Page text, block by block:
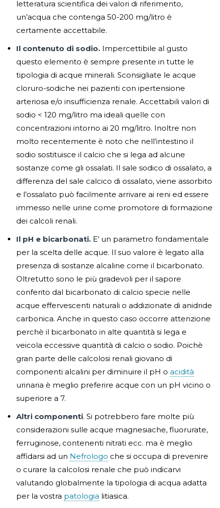
letteratura scientifica dei valori di riferimento,
un’acqua che contenga 50-200 mg/litro è
certamente accettabile.
Il contenuto di sodio. Impercettibile al gusto
questo elemento è sempre presente in tutte le
tipologia di acque minerali. Sconsigliate le acque
cloruro-sodiche nei pazienti con ipertensione
arteriosa e/o insufficienza renale. Accettabili valori di
sodio < 120 mg/litro ma ideali quelle con
concentrazioni intorno ai 20 mg/litro. Inoltre non
molto recentemente è noto che nell’intestino il
sodio sostituisce il calcio che si lega ad alcune
sostanze come gli ossalati. Il sale sodico di ossalato, a
differenza del sale calcico di ossalato, viene assorbito
e l’ossalato può facilmente arrivare ai reni ed essere
immesso nelle urine come promotore di formazione
dei calcoli renali.
Il pH e bicarbonati. E’ un parametro fondamentale
per la scelta delle acque. Il suo valore è legato alla
presenza di sostanze alcaline come il bicarbonato.
Oltretutto sono le più gradevoli per il sapore
conferito dal bicarbonato di calcio specie nelle
acque effervescenti naturali o addizionate di anidride
carbonica. Anche in questo caso occorre attenzione
perchè il bicarbonato in alte quantità si lega e
veicola eccessive quantità di calcio o sodio. Poichè
gran parte delle calcolosi renali giovano di
componenti alcalini per diminuire il pH o acidità
urinaria è meglio preferire acque con un pH vicino o
superiore a 7.
Altri componenti. Si potrebbero fare molte più
considerazioni sulle acque magnesiache, fluorurate,
ferruginose, contenenti nitrati ecc. ma è meglio
affidarsi ad un Nefrologo che si occupa di prevenire
o curare la calcolosi renale che può indicarvi
valutando globalmente la tipologia di acqua adatta
per la vostra patologia litiasica.